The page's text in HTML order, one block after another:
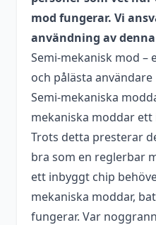
mod fungerar. Vi
användning av
Semi-mekanisk mod –
och pålästa användare
Semi-mekaniska
mekaniska moddar
Trots detta presterar
bra som en reglerbar
ett inbyggt chip
mekaniska moddar,
fungerar. Var